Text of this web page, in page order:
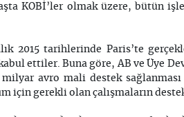
KOBİ’ler olmak üzere, bütün
2015 tarihlerinde Paris’te
ettiler. Buna göre, AB ve Üye
avro mali destek sağlanması
için gerekli olan çalışmaların